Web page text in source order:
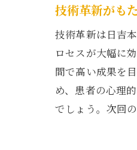
技術革新がも
技術革新は日吉
ロセスが大幅に
間で高い成果を
め、患者の心理
でしょう。次回